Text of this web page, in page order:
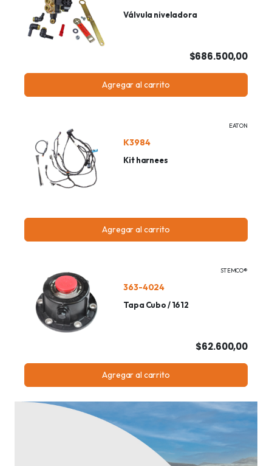
Válvula niveladora
$686.500,00
Agregar al carrito
EATON
K3984
Kit harnees
Agregar al carrito
STEMCO®
363-4024
Tapa Cubo / 1612
$62.600,00
Agregar al carrito